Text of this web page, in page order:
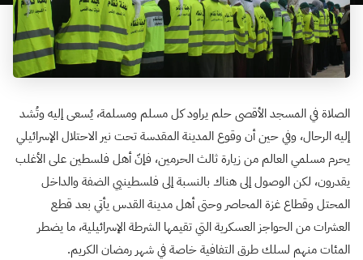
الصلاة في المسجد الأقصى حلم يراود كل مسلم ومسلمة، يُسعى إليه وتُشد
إليه الرحال، وفي حين أن وقوع المدينة المقدسة تحت نير الاحتلال الإسرائيلي
يحرم مسلمي العالم من زيارة ثالث الحرمين، فإنّ أهل فلسطين على الأغلب
يقدرون، لكن الوصول إلى هناك بالنسبة إلى فلسطينيي الضفة والداخل
المحتل وقطاع غزة المحاصر وحتى أهل مدينة القدس يأتي بعد قطع
العشرات من الحواجز العسكرية التي تقيمها الشرطة الإسرائيلية، ما يضطر
المئات منهم لسلك طرق التفافية خاصة في شهر رمضان الكريم.